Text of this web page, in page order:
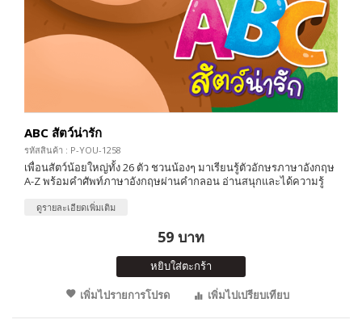
ABC สัตว์น่ารัก
รหัสสินค้า : P-YOU-1258
เพื่อนสัตว์น้อยใหญ่ทั้ง 26 ตัว ชวนน้องๆ มาเรียนรู้ตัวอักษรภาษาอังกฤษ
A-Z พร้อมคำศัพท์ภาษาอังกฤษผ่านคำกลอน อ่านสนุกและได้ความรู้
ดูรายละเอียดเพิ่มเติม
59 บาท
หยิบใส่ตะกร้า
เพิ่มไปรายการโปรด
เพิ่มไปเปรียบเทียบ